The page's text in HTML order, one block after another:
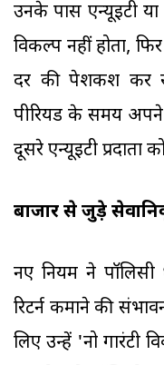
उनके पास एन्यूइटी या
विकल्प नहीं होता,
दर की पेशकश कर
पीरियड के समय अपने
दूसरे एन्यूइटी प्रदाता
बाजार से जुड़े
नए नियम ने
रिटर्न कमाने की
लिए उन्हें 'नो गारंटी